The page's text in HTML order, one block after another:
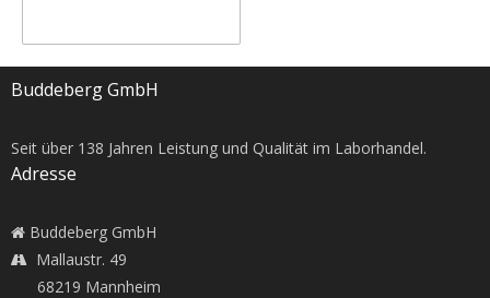
Buddeberg GmbH
Seit über 138 Jahren Leistung und Qualität im Laborhandel.
Adresse
Buddeberg GmbH
Mallaustr. 49
68219 Mannheim